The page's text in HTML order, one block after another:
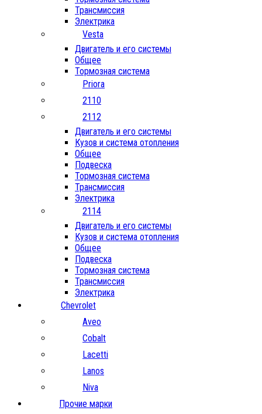
Трансмиссия
Электрика
Vesta
Двигатель и его системы
Общее
Тормозная система
Priora
2110
2112
Двигатель и его системы
Кузов и система отопления
Общее
Подвеска
Тормозная система
Трансмиссия
Электрика
2114
Двигатель и его системы
Кузов и система отопления
Общее
Подвеска
Тормозная система
Трансмиссия
Электрика
Chevrolet
Aveo
Cobalt
Lacetti
Lanos
Niva
Прочие марки